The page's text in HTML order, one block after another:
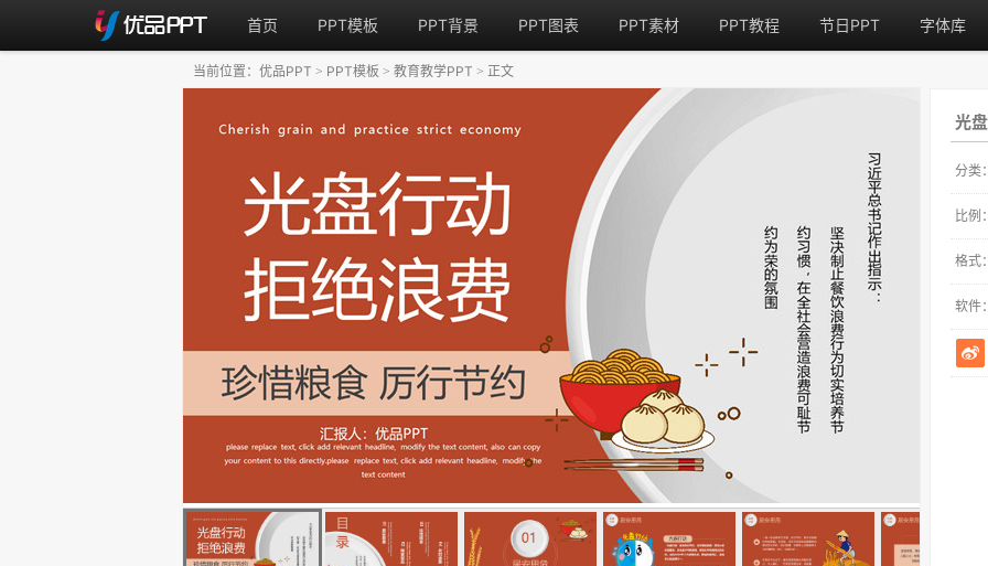
首页 PPT模板 PPT背景 PPT图表 PPT素材 PPT教程 节日PPT 字体库
光
分类：
比例：
格式：
软件：
当前位置： 优品PPT > PPT模板 > 教育教学PPT > 正文